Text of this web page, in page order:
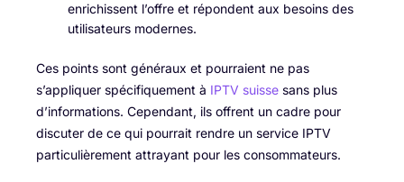
enrichissent l’offre et répondent aux besoins des
utilisateurs modernes.
Ces points sont généraux et pourraient ne pas
s’appliquer spécifiquement à IPTV suisse sans plus
d’informations. Cependant, ils offrent un cadre pour
discuter de ce qui pourrait rendre un service IPTV
particulièrement attrayant pour les consommateurs.